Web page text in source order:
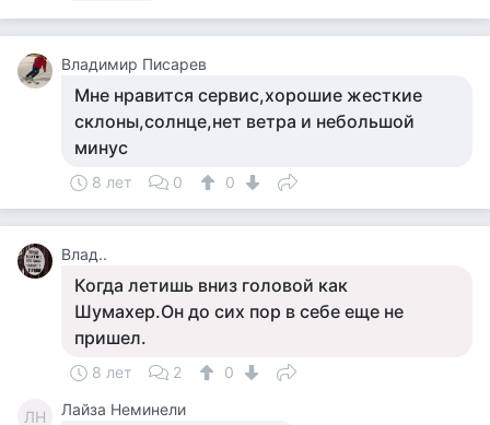
Владимир Писарев
Мне нравится сервис,хорошие жесткие
склоны,солнце,нет ветра и небольшой
минус
8 лет 0 0
Влад..
Когда летишь вниз головой как
Шумахер.Он до сих пор в себе еще не
пришел.
8 лет 2 0
ЛН Лайза Неминели